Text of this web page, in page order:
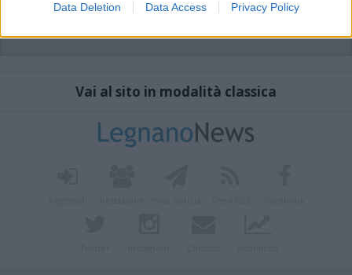
Data Deletion Data Access Privacy Policy
Vai al sito in modalità classica